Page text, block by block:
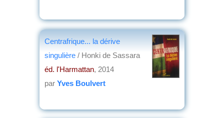
Centrafrique... la dérive
singulière / Honki de Sassara
éd. l'Harmattan, 2014
par Yves Boulvert